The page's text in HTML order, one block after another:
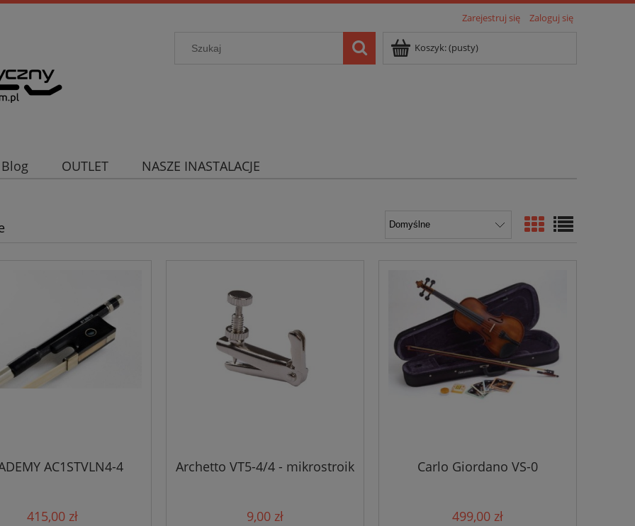
Zarejestruj się Zaloguj się
Koszyk:(pusty)
Blog OUTLET NASZE INASTALACJE
AC1STVLN4-4
415,00 zł
Archetto VT5-4/4 - mikrostroik
9,00 zł
Carlo Giordano VS-0
499,00 zł